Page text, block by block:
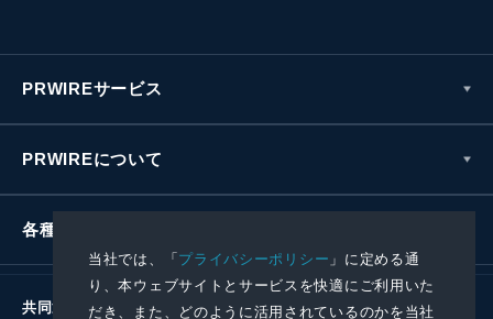
当社では、「プライバシーポリシー 」に定める通
り、本ウェブサイトとサービスを快適にご利用いた
だき、また、どのように活用されているのかを当社
PRWIREサービス
PRWIREについて
各種お問い合わせ
共同通信社グループ